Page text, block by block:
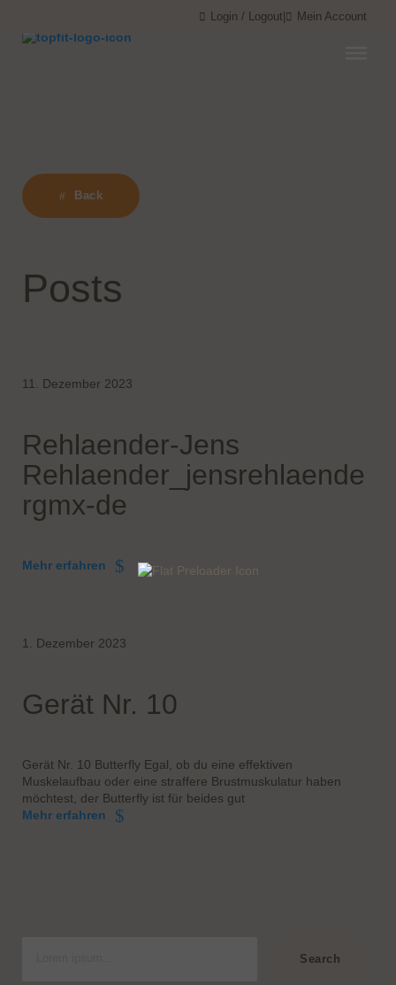
Login / Logout Mein Account
Back
Posts
11. Dezember 2023
Rehlaender-Jens
Rehlaender_jensrehlaende
rgmx-de
Mehr erfahren
1. Dezember 2023
Gerät Nr. 10
Gerät Nr. 10 Butterfly Egal, ob du eine effektiven
Muskelaufbau oder eine straffere Brustmuskulatur haben
möchtest, der Butterfly ist für beides gut
Mehr erfahren
Search